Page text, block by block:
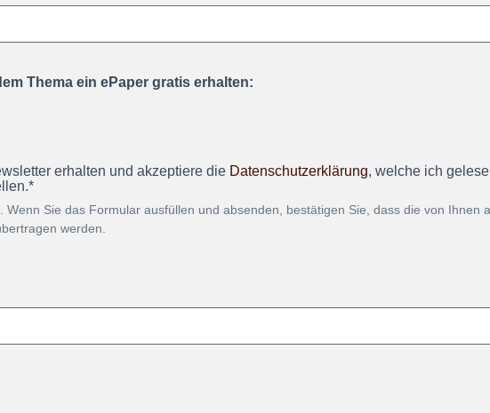
Thema ein ePaper gratis erhalten:
erhalten und akzeptiere die Datenschutzerklärung, welche ich
Sie das Formular ausfüllen und absenden, bestätigen Sie, dass die von Ihnen
werden.